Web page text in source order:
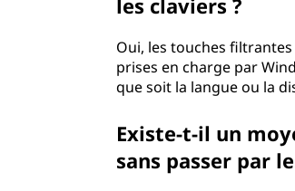
les claviers ?
Oui, les touches
prises en charge par
que soit la langue ou la
Existe-t-il un
sans passer par